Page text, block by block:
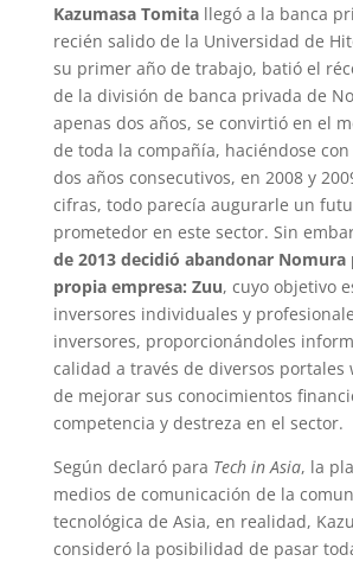
Kazumasa Tomitallegó a la banca
recién salido de la Universidad de
su primer año de trabajo, batió el
de la división de banca privada de
apenas dos años, se convirtió en el
de toda la compañía, haciéndose
dos años consecutivos, en 2008 y
cifras, todo parecía augurarle un
prometedor en este sector. Sin
de 2013 decidió abandonar Nomura
propia empresa: Zuu, cuyo objetivo
inversores individuales y
inversores, proporcionándoles
calidad a través de diversos portales
de mejorar sus conocimientos
competencia y destreza en el sector.
Según declaró para Tech in Asia, la
medios de comunicación de la
tecnológica de Asia, en realidad,
consideró la posibilidad de pasar